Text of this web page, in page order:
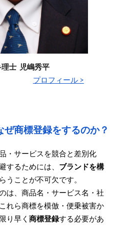
理士 児嶋秀平
プロフィール >
ぜ商標登録をするのか？
・サービスを競合と差別化
するためには、 ブランドを構
うことが不可欠です。
は、商品名・サービス名・社
れら商標を模倣・便乗被害か
り早く商標登録する必要があ